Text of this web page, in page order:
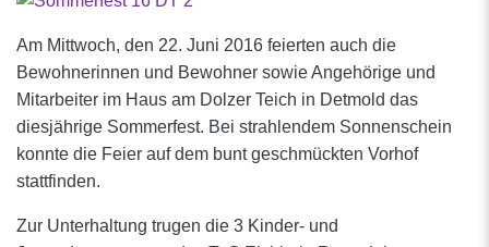
Am Mittwoch, den 22. Juni 2016 feierten auch die
Bewohnerinnen und Bewohner sowie Angehörige und
Mitarbeiter im Haus am Dolzer Teich in Detmold das
diesjährige Sommerfest. Bei strahlendem Sonnenschein
konnte die Feier auf dem bunt geschmückten Vorhof
stattfinden.
Zur Unterhaltung trugen die 3 Kinder- und